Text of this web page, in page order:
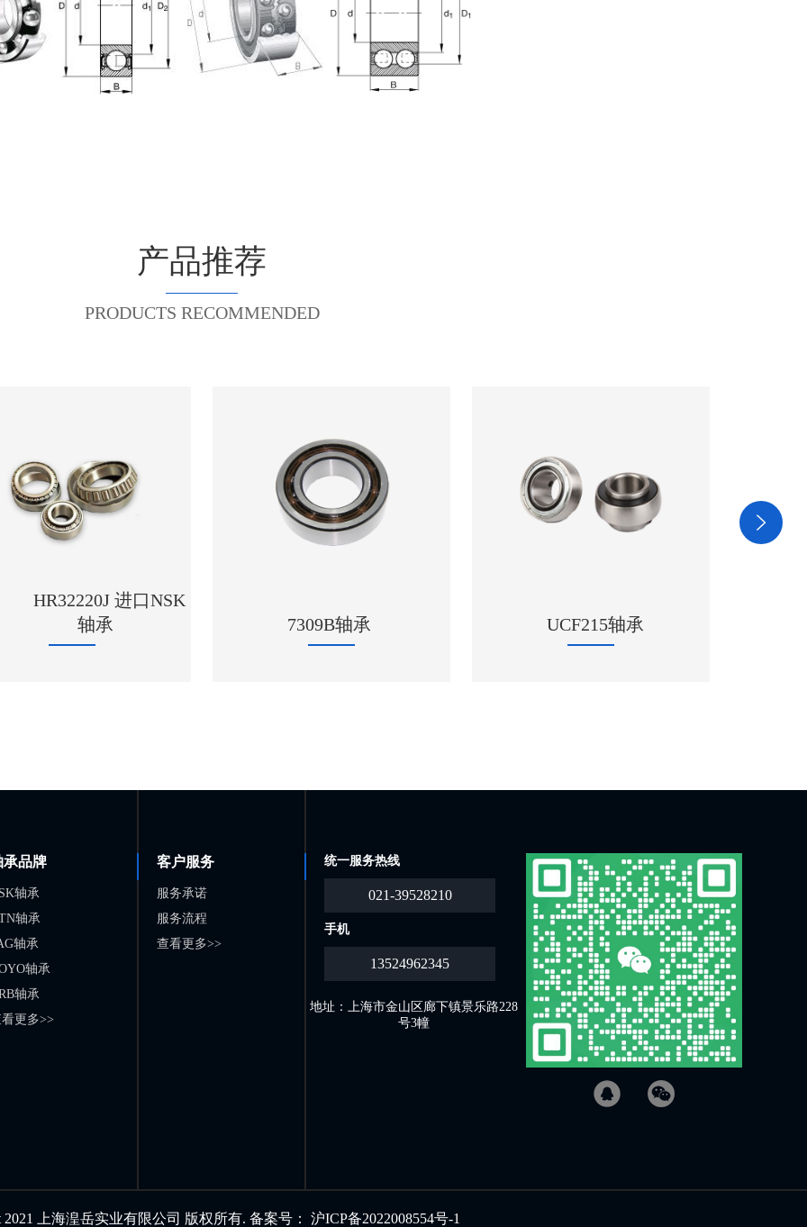
产品推荐
PRODUCTS RECOMMENDED
HR32220J 进口NSK
轴承
7309B轴承 UCF215轴承
承品牌
轴承
轴承
轴承
轴承
轴承
更多>>
客户服务
服务承诺
服务流程
查看更多>>
统一服务热线
021-39528210
手机
13524962345
地址：上海市金山区廊下镇景乐路228
号3幢
2021 上海湟岳实业有限公司 版权所有. 备案号： 沪ICP备2022008554号-1